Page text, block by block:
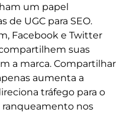
um papel
de UGC para SEO.
Facebook e Twitter
suas
a marca. Compartilhar
aumenta a
tráfego para o
ranqueamento nos